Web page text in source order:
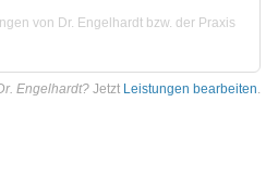
von Dr. Engelhardt bzw. der Praxis
Engelhardt? Jetzt Leistungen bearbeiten.